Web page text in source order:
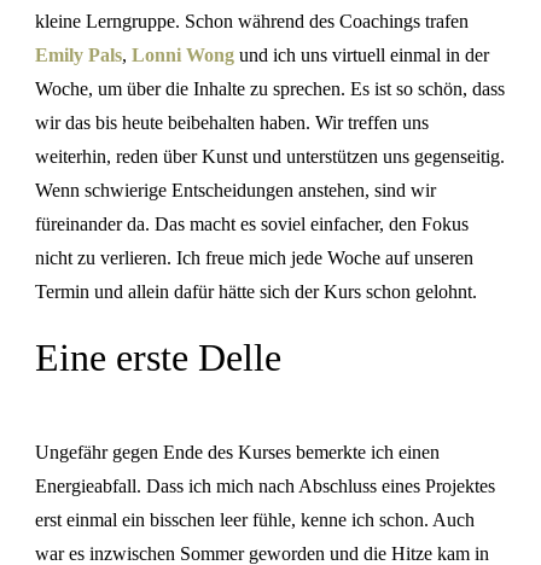
kleine Lerngruppe. Schon während des Coachings trafen
Emily Pals, Lonni Wong und ich uns virtuell einmal in der
Woche, um über die Inhalte zu sprechen. Es ist so schön, dass
wir das bis heute beibehalten haben. Wir treffen uns
weiterhin, reden über Kunst und unterstützen uns gegenseitig.
Wenn schwierige Entscheidungen anstehen, sind wir
füreinander da. Das macht es soviel einfacher, den Fokus
nicht zu verlieren. Ich freue mich jede Woche auf unseren
Termin und allein dafür hätte sich der Kurs schon gelohnt.
Eine erste Delle
Ungefähr gegen Ende des Kurses bemerkte ich einen
Energieabfall. Dass ich mich nach Abschluss eines Projektes
erst einmal ein bisschen leer fühle, kenne ich schon. Auch
war es inzwischen Sommer geworden und die Hitze kam in